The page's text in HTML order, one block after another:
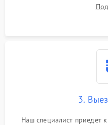
3.
Наш специалист приедет